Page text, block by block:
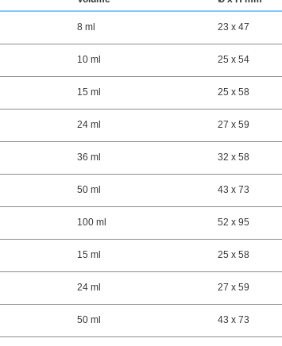
8 ml 23 x 47
10 ml 25 x 54
15 ml 25 x 58
24 ml 27 x 59
36 ml 32 x 58
50 ml 43 x 73
100 ml 52 x 95
15 ml 25 x 58
24 ml 27 x 59
50 ml 43 x 73